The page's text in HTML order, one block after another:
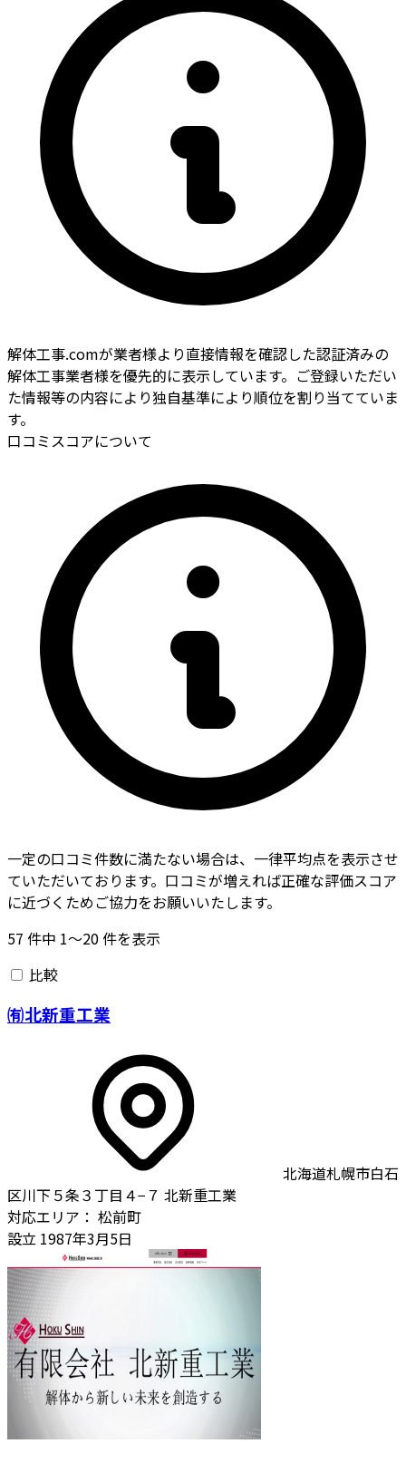
解体工事.comが業者様より直接情報を確認した認証済みの
解体工事業者様を優先的に表示しています。ご登録いただい
た情報等の内容により独自基準により順位を割り当てていま
す。
口コミスコアについて
一定の口コミ件数に満たない場合は、一律平均点を表示させ
ていただいております。口コミが増えれば正確な評価スコア
に近づくためご協力をお願いいたします。
57 件中 1〜20件を表示
比較
㈲北新重工業
北海道札幌市白石
区川下５条３丁目４−７ 北新重工業
対応エリア： 松前町
設立 1987年3月5日